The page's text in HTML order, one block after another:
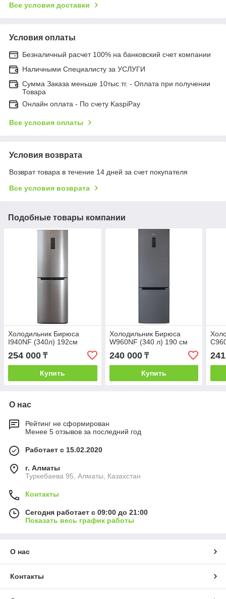
Все условия доставки
Условия оплаты
Безналичный расчет 100% на банковский счет компании
Наличными Специалисту за УСЛУГИ
Сумма Заказа меньше 10тыс.тг. - Оплата при получении
Товара
Онлайн оплата - По счету KaspiPay
Все условия оплаты
Условия возврата
Возврат товара в течение 14 дней за счет покупателя
Все условия возврата
Подобные товары компании
Холодильник Бирюса
I940NF (340л) 192см
254 000 ₸
Купить
Холодильник Бирюса
W960NF (340 л) 190 см
240 000₸
Купить
О нас
Рейтинг не сформирован
Менее 5 отзывов за последний год
Работает с 15.02.2020
г. Алматы
Туркебаева 95, Алматы, Казахстан
Контакты
Сегодня работает с 09:00 до 21:00
Показать весь график работы
О нас
Контакты